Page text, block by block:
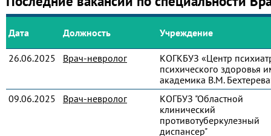
Дата Должность Учреждение
26.06.2025 Врач-невролог
КОГКБУЗ «Центр
психического здоровья
академика В.М.
09.06.2025
Врач-невролог
КОГБУЗ "Областной
клинический
противотуберкулезный
диспансер"